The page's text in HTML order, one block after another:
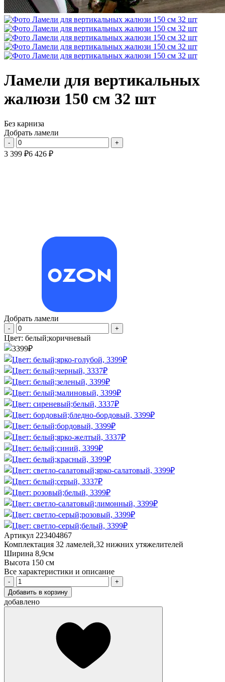
Ламели для вертикальных
жалюзи 150 см 32 шт
Без карниза
Добрать ламели
3 399 ₽6 426 ₽
Добрать ламели
Цвет: белый;коричневый
Артикул 223404867
Комплектация 32 ламелей,32 нижних утяжелителей
Ширина 8,9см
Высота 150 см
Все характеристики и описание
Добавить в корзину
добавлено